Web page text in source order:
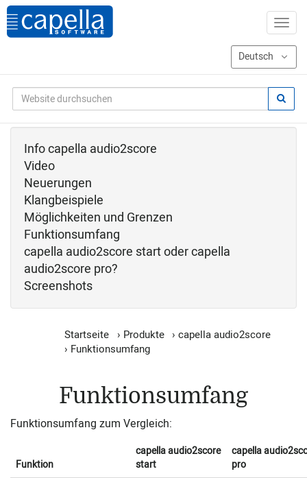
Info capella audio2score
Video
Neuerungen
Klangbeispiele
Möglichkeiten und Grenzen
Funktionsumfang
capella audio2score start oder capella
audio2score pro?
Screenshots
Startseite › Produkte › capella audio2score
› Funktionsumfang
Funktionsumfang
Funktionsumfang zum Vergleich:
Funktion
capella audio2score
start
capella
pro